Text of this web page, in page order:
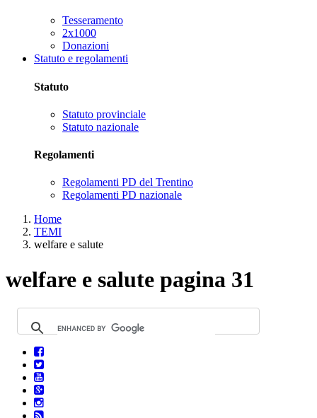
Tesseramento
2x1000
Donazioni
Statuto e regolamenti
Statuto
Statuto provinciale
Statuto nazionale
Regolamenti
Regolamenti PD del Trentino
Regolamenti PD nazionale
Home
TEMI
welfare e salute
welfare e salute pagina 31